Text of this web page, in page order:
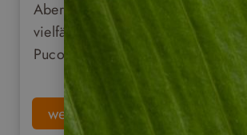
Aber nicht nur die einzigartige
vielfältigen Outdoormöglichkeiten
Pucon.
weiterlesen